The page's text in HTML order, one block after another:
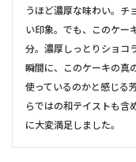
うほど濃厚な味わい。チ
い印象。でも、このケー
分。濃厚しっとりショコ
瞬間に、このケーキの真
使っているのかと感じる
らではの和テイストも含
に大変満足しました。